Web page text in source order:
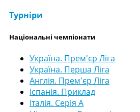
Турніри
Національні чемпіонати
Україна. Прем'єр Ліга
Україна. Перша Ліга
Англія. Прем'єр Ліга
Іспанія. Приклад
Італія. Серія А